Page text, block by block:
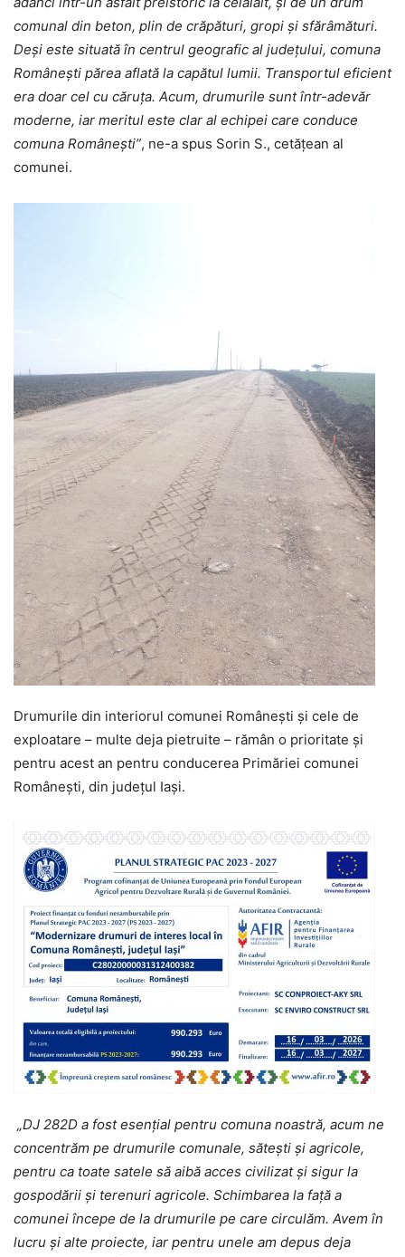
comunal din beton, plin de crăpături, gropi şi sfărâmături.
Deşi este situată în centrul geografic al judeţului, comuna
Româneşti părea aflată la capătul lumii. Transportul eficient
era doar cel cu căruța. Acum, drumurile sunt într-adevăr
moderne, iar meritul este clar al echipei care conduce
comuna Românești”, ne-a spus Sorin S., cetățean al
comunei.
Drumurile din interiorul comunei Românești și cele de
exploatare – multe deja pietruite – rămân o prioritate și
pentru acest an pentru conducerea Primăriei comunei
Românești, din județul Iași.
„DJ 282D a fost esențial pentru comuna noastră, acum ne
concentrăm pe drumurile comunale, sătești și agricole,
pentru ca toate satele să aibă acces civilizat și sigur la
gospodării și terenuri agricole. Schimbarea la față a
comunei începe de la drumurile pe care circulăm. Avem în
lucru și alte proiecte, iar pentru unele am depus deja